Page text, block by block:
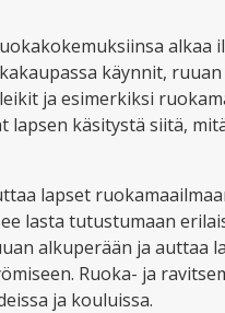
alkaa
käynnit,
ja esimerkiksi
lapsen käsitystä siitä,
lapset
lasta tutustumaan
alkuperään ja auttaa
Ruoka- ja
ja kouluissa.